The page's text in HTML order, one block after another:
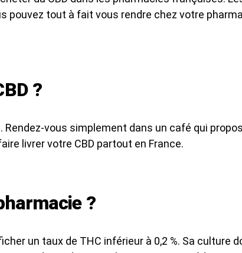
pouvez tout à fait vous rendre chez votre
?
Rendez-vous simplement dans un café qui
livrer votre CBD partout en France.
?
un taux de THC inférieur à 0,2 %. Sa